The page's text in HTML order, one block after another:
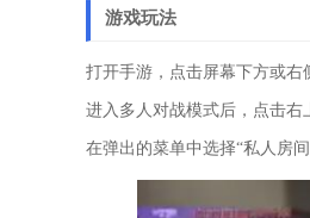
游戏玩法
打开手游，点击屏幕下方或右
进入多人对战模式后，点击右
在弹出的菜单中选择“私人房间